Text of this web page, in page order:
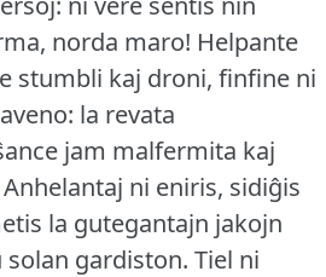
norda maro! Helpante
stumbli kaj droni, finfine ni
la revata
jam malfermita kaj
Anhelantaj ni eniris, sidiĝis
la gutegantajn jakojn
gardiston. Tiel ni